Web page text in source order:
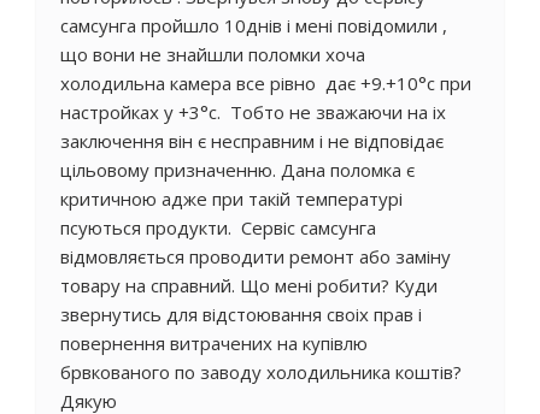
самсунга пройшло 10днів і мені повідомили ,
що вони не знайшли поломки хоча
холодильна камера все рівно дає +9.+10°с при
настройках у +3°с. Тобто не зважаючи на іх
заключення він є несправним і не відповідає
цільовому призначенню. Дана поломка є
критичною адже при такій температурі
псуються продукти. Сервіс самсунга
відмовляється проводити ремонт або заміну
товару на справний. Що мені робити? Куди
звернутись для відстоювання своіх прав і
повернення витрачених на купівлю
брвкованого по заводу холодильника коштів?
Дякую